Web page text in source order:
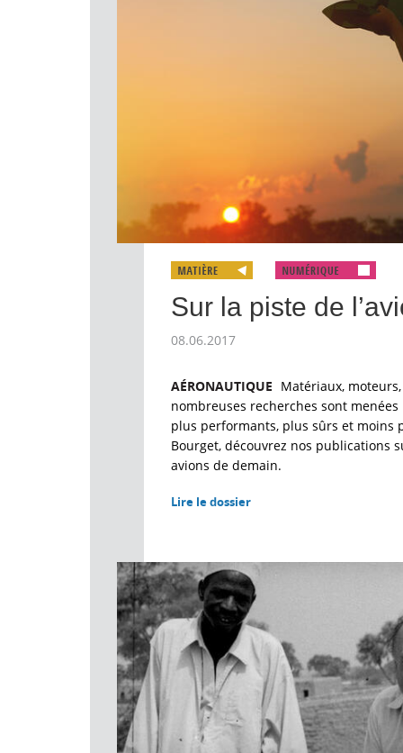
Sur la piste de
08.06.2017
AÉRONAUTIQUE Matériaux,
nombreuses recherches sont
plus performants, plus sûrs et moins
Bourget, découvrez nos publications
avions de demain.
Lire le dossier